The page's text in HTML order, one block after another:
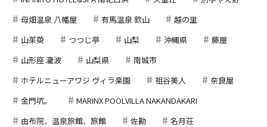
母畑温泉 八幡屋
有馬温泉 欽山
越の里
山茱萸
つつじ亭 山梨 沖縄県
藤屋
山形座 瀧波
山梨県
南城市
ホテルニューアワジ ヴィラ楽園
祖谷美人
奈良屋
金門坑。
MARINX POOLVILLA NAKANDAKARI
由布院、温泉旅館、旅館
佐勘
名月荘